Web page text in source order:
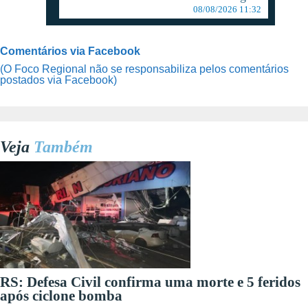
08/08/2026 11:32
Comentários via Facebook
(O Foco Regional não se responsabiliza pelos comentários
postados via Facebook)
Veja Também
RS: Defesa Civil confirma uma morte e 5 feridos
após ciclone bomba